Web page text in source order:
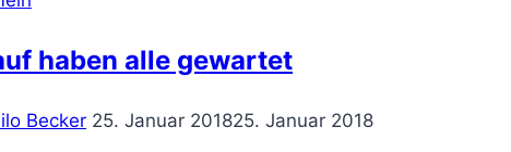
haben alle gewartet
Becker 25. Januar 201825. Januar 2018